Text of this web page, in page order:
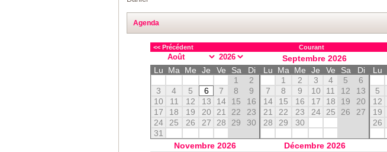
Agenda
<< Précédent Courant
Lu Ma Me Je Ve Sa
Di
1
2
3
4 5 6 7 8
9
10
11 12 13 14 15
16
17
18 19 20 21 22
23
24
25 26 27 28 29
30
31
Septembre 2026
Lu
Ma Me Je Ve Sa
Di
1
2 3 4 5
6
7
8 9 10 11 12
13
14
15 16 17 18 19
20
21
22 23 24 25 26
27
28
29 30
Lu
5
12
19
26
Novembre 2026
Décembre 2026